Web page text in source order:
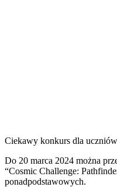
Ciekawy konkurs dla
Do 20 marca 2024 można
“Cosmic Challenge:
ponadpodstawowych.